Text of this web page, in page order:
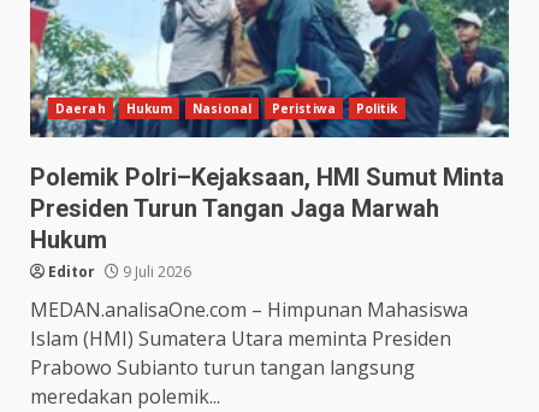
Daerah Hukum Nasional Peristiwa Politik
Polemik Polri–Kejaksaan, HMI Sumut Minta
Presiden Turun Tangan Jaga Marwah
Hukum
Editor 9 Juli 2026
MEDAN.analisaOne.com – Himpunan Mahasiswa
Islam (HMI) Sumatera Utara meminta Presiden
Prabowo Subianto turun tangan langsung
meredakan polemik...